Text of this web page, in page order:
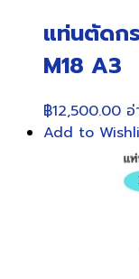
แท่นตัดกร
M18 A3
฿12,500.00 อ่
Add to